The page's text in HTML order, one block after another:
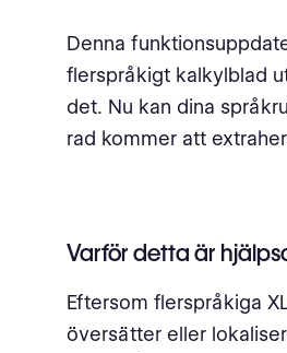
Denna
flerspråkigt kalkylblad
det. Nu kan dina
rad kommer att
Varför detta är
Eftersom flerspråkiga
översätter eller